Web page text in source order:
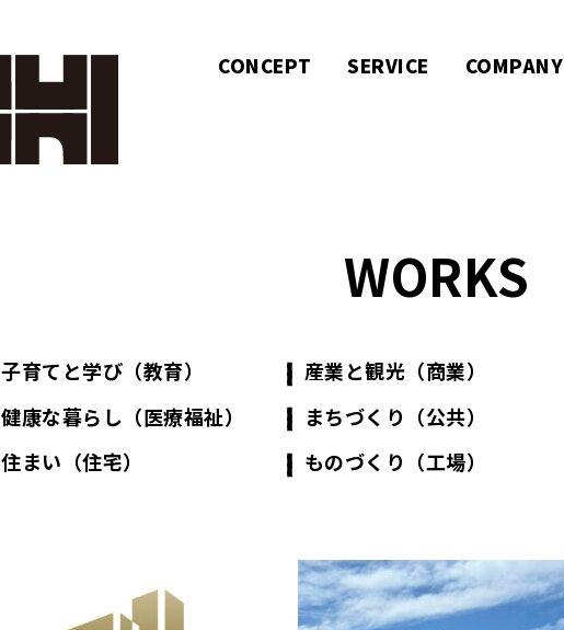
CONCEPT SERVICE COMPANY
WORKS
子育てと学び（教育） 産業と観光（商業）
健康な暮らし（医療福祉）
まちづくり（公共）
住まい（住宅）
ものづくり（工場）